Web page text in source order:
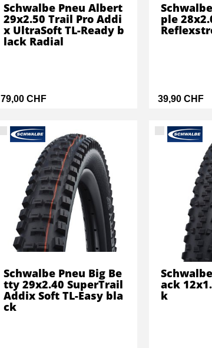
79,00 CHF
Schwalbe Pneu Albert
29x2.50 Trail Pro Addi
x UltraSoft TL-Ready b
lack Radial
39,90 CHF
ple
Schwalbe Pneu Big Be
tty 29x2.40 SuperTrail
Addix Soft TL-Easy bla
ck
ack
k